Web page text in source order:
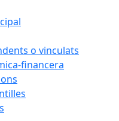
o vinculats
financera